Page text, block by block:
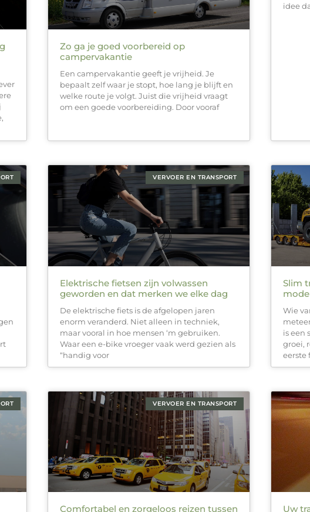
Zo ga je goed voorbereid op
campervakantie
Een campervakantie geeft je vrijheid. Je
bepaalt zelf waar je stopt, hoe lang je blijft en
welke route je volgt. Juist die vrijheid vraagt
om een goede voorbereiding. Door vooraf
idee
VERVOER EN TRANSPORT
Elektrische fietsen zijn volwassen
geworden en dat merken we elke dag
De elektrische fiets is de afgelopen jaren
enorm veranderd. Niet alleen in techniek,
maar vooral in hoe mensen ‘m gebruiken.
Waar een e-bike vroeger vaak werd gezien als
“handig voor
Slim
Wie
is een
groei,
eerste
VERVOER EN TRANSPORT
Comfortabel en zorgeloos reizen tussen
Uw